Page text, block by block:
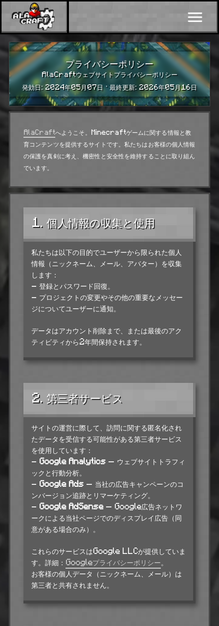
プライバシーポリシー
AlaCraftウェブサイトプライバシーポリシー
発効日: 2024年05月07日 · 最終更新: 2026年05月16日
AlaCraftへようこそ。Minecraftゲームに関する情報と教
育コンテンツを提供するサイトです。私たちはお客様の個人情報
の保護を真剣に考え、機密性と安全性を維持することに取り組ん
でいます。
1. 個人情報の収集と使用
私たちは以下の目的でユーザーから限られた個人
情報（ニックネーム、メール、アバター）を収集
します：
- 登録とパスワード回復。
- プロジェクトの変更やその他の重要なメッセー
ジについてユーザーに通知。
データはアカウント削除まで、または最後のアク
ティビティから2年間保持されます。
2. 第三者サービス
サイトの運営に際して、訪問に関する匿名化され
たデータを受信する可能性がある第三者サービス
を使用しています：
- Google Analytics — ウェブサイトトラフィ
ックと行動分析。
- Google Ads — 当社の広告キャンペーンのコ
ンバージョン追跡とリマーケティング。
- Google AdSense— Google広告ネットワ
ークによる当社ページでのディスプレイ広告（同
意がある場合のみ）。
これらのサービスはGoogle LLCが提供していま
す。詳細： Googleプライバシーポリシー。
お客様の個人データ（ニックネーム、メール）は
第三者と共有されません。